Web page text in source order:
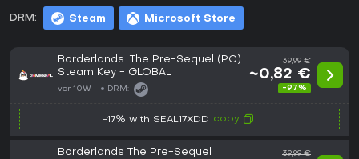
DRM: Steam Microsoft Store
Borderlands: The Pre-Sequel (PC)
Steam Key - GLOBAL
vor 10W DRM:
39,99 €
~0,82 €
-97%
-17% with SEAL17XDD copy
Borderlands The Pre-Sequel
39,99 €